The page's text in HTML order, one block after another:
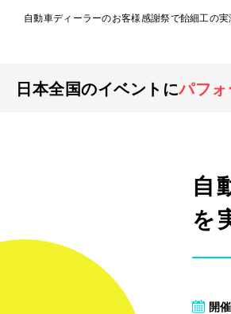
自動車ディーラーのお客様感謝祭で飴細工の
日本全国のイベントにパフォ
自
を
開